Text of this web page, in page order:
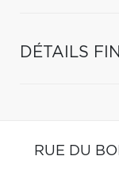
DÉTAILS
RUE DU